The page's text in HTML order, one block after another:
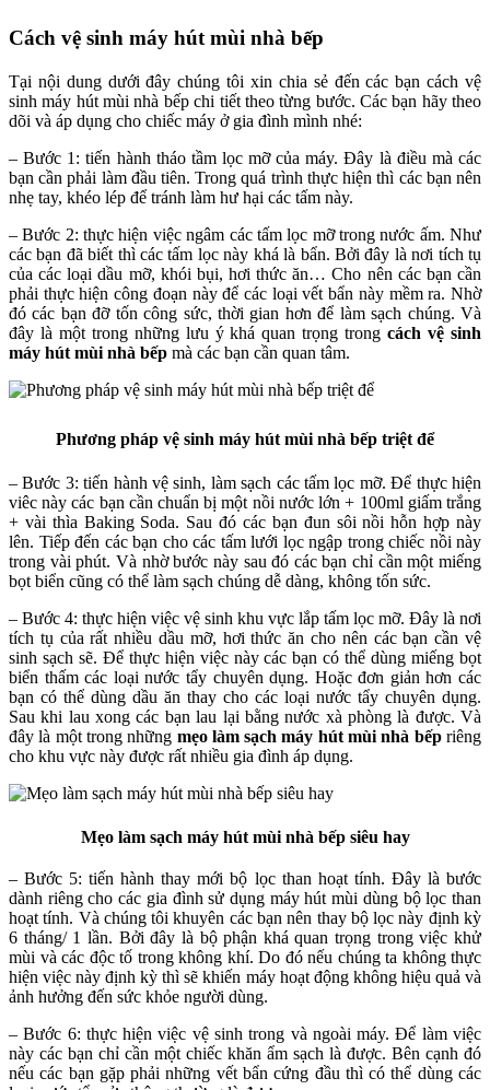
Cách vệ sinh máy hút mùi nhà bếp
Tại nội dung dưới đây chúng tôi xin chia sẻ đến các bạn cách vệ
sinh máy hút mùi nhà bếp chi tiết theo từng bước. Các bạn hãy theo
dõi và áp dụng cho chiếc máy ở gia đình mình nhé:
– Bước 1: tiến hành tháo tầm lọc mỡ của máy. Đây là điều mà các
bạn cần phải làm đầu tiên. Trong quá trình thực hiện thì các bạn nên
nhẹ tay, khéo lép để tránh làm hư hại các tấm này.
– Bước 2: thực hiện việc ngâm các tấm lọc mỡ trong nước ấm. Như
các bạn đã biết thì các tấm lọc này khá là bẩn. Bởi đây là nơi tích tụ
của các loại dầu mỡ, khói bụi, hơi thức ăn… Cho nên các bạn cần
phải thực hiện công đoạn này để các loại vết bẩn này mềm ra. Nhờ
đó các bạn đỡ tốn công sức, thời gian hơn để làm sạch chúng. Và
đây là một trong những lưu ý khá quan trọng trongcách vệ sinh
máy hút mùi nhà bếp mà các bạn cần quan tâm.
Phương pháp vệ sinh máy hút mùi nhà bếp triệt để
– Bước 3: tiến hành vệ sinh, làm sạch các tấm lọc mỡ. Để thực hiện
viêc này các bạn cần chuẩn bị một nồi nước lớn + 100ml giấm trắng
+ vài thìa Baking Soda. Sau đó các bạn đun sôi nồi hỗn hợp này
lên. Tiếp đến các bạn cho các tấm lưới lọc ngập trong chiếc nồi này
trong vài phút. Và nhờ bước này sau đó các bạn chỉ cần một miếng
bọt biển cũng có thể làm sạch chúng dễ dàng, không tốn sức.
– Bước 4: thực hiện việc vệ sinh khu vực lắp tấm lọc mỡ. Đây là nơi
tích tụ của rất nhiều dầu mỡ, hơi thức ăn cho nên các bạn cần vệ
sinh sạch sẽ. Để thực hiện việc này các bạn có thể dùng miếng bọt
biển thấm các loại nước tẩy chuyên dụng. Hoặc đơn giản hơn các
bạn có thể dùng dầu ăn thay cho các loại nước tẩy chuyên dụng.
Sau khi lau xong các bạn lau lại bằng nước xà phòng là được. Và
đây là một trong những mẹo làm sạch máy hút mùi nhà bếpriêng
cho khu vực này được rất nhiều gia đình áp dụng.
Mẹo làm sạch máy hút mùi nhà bếp siêu hay
– Bước 5: tiến hành thay mới bộ lọc than hoạt tính. Đây là bước
dành riêng cho các gia đình sử dụng máy hút mùi dùng bộ lọc than
hoạt tính. Và chúng tôi khuyên các bạn nên thay bộ lọc này định kỳ
6 tháng/ 1 lần. Bởi đây là bộ phận khá quan trọng trong việc khử
mùi và các độc tố trong không khí. Do đó nếu chúng ta không thực
hiện việc này định kỳ thì sẽ khiến máy hoạt động không hiệu quả và
ảnh hưởng đến sức khỏe người dùng.
– Bước 6: thực hiện việc vệ sinh trong và ngoài máy. Để làm việc
này các bạn chỉ cần một chiếc khăn ẩm sạch là được. Bên cạnh đó
nếu các bạn gặp phải những vết bẩn cứng đầu thì có thể dùng các